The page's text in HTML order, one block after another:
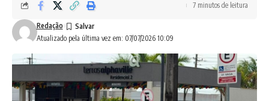
Atualizado pela última vez em: 07/07/2026 10:09
Redação
7 minutos de leitura